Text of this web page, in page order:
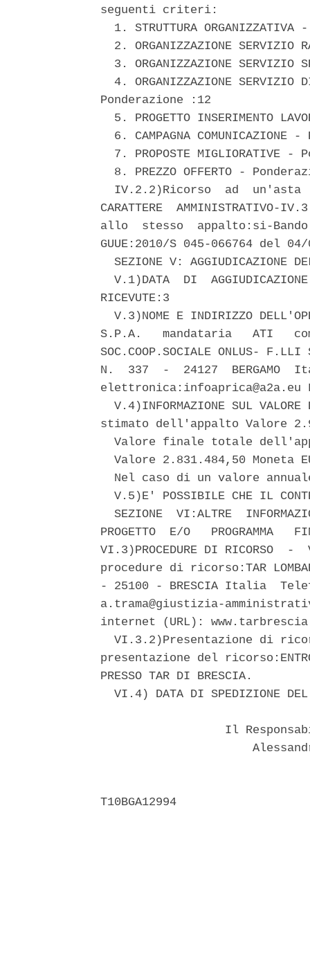
seguenti criteri:
1. STRUTTURA ORGANIZZATIVA
2. ORGANIZZAZIONE SERVIZIO
3. ORGANIZZAZIONE SERVIZIO
4. ORGANIZZAZIONE SERVIZIO
Ponderazione :12
5. PROGETTO INSERIMENTO
6. CAMPAGNA COMUNICAZIONE
7. PROPOSTE MIGLIORATIVE -
8. PREZZO OFFERTO -
IV.2.2)Ricorso  ad  un'asta
CARATTERE
allo  stesso  appalto:si-
GUUE:2010/S 045-066764 del
SEZIONE V: AGGIUDICAZIONE
V.1)DATA  DI
RICEVUTE:3
V.3)NOME E INDIRIZZO
S.P.A.   mandataria   ATI
SOC.COOP.SOCIALE ONLUS-
N.  337  -  24127
elettronica:infoaprica@a2a.eu
V.4)INFORMAZIONE SUL VALORE
stimato dell'appalto Valore
Valore finale totale
Valore 2.831.484,50 Moneta
Nel caso di un valore
V.5)E' POSSIBILE CHE IL
SEZIONE  VI:ALTRE
PROGETTO  E/O   PROGRAMMA
VI.3)PROCEDURE DI
procedure di ricorso:TAR
- 25100 - BRESCIA Italia
a.trama@giustizia-
internet (URL):
VI.3.2)Presentazione di
presentazione del ricorso:ENTRO
PRESSO TAR DI BRESCIA.
VI.4) DATA DI SPEDIZIONE
Il